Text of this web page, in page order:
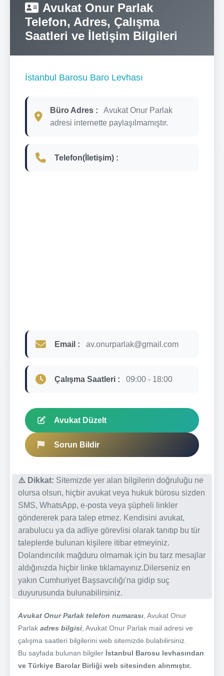
Avukat Onur Parlak
Telefon, Adres, Çalışma
Saatleri ve İletişim Bilgileri
İstanbul Barosu Baro Levhası
Büro Adres :
Avukat Onur Parlak
adresi internette paylaşılmamıştır.
Telefon(İletişim) :
Email : av.onurparlak@gmail.com
Çalışma Saatleri : 09:00 - 18:00
Avukat Düzelt
Sorun Bildir
⚠️ Dikkat: Sitemizde yer alan bilgilerin doğruluğu ne
olursa olsun, hiçbir avukat veya hukuk bürosu sizden
SMS, WhatsApp, e-posta veya şüpheli linkler
göndererek para talep etmez. Kendisini avukat,
arabulucu ya da adliye görevlisi olarak tanıtıp bu tür
taleplerde bulunan kişilere itibar etmeyiniz.
Dolandırıcılık mağduru olmamak için bu tarz mesajlar
aldığınızda hiçbir linke tıklamayınız.Dilerseniz en
yakın Cumhuriyet Başsavcılığı'na gidip suç
duyurusunda bulunabilirsiniz.
Avukat Onur Parlak telefon numarası , Avukat Onur
Parlak adres bilgisi , Avukat Onur Parlak mail adresi ve
çalışma saatleri bilgilerini web sitemizde bulabilirsiniz.
Bu sayfada bulunan bilgiler İstanbul Barosu levhasından
ve Türkiye Barolar Birliği web sitesinden alınmıştır.